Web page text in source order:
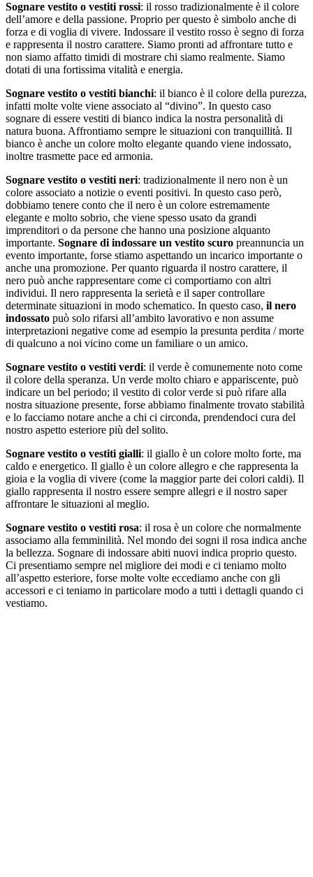
Sognare vestito o vestiti rossi: il rosso tradizionalmente è il colore
dell’amore e della passione. Proprio per questo è simbolo anche di
forza e di voglia di vivere. Indossare il vestito rosso è segno di forza
e rappresenta il nostro carattere. Siamo pronti ad affrontare tutto e
non siamo affatto timidi di mostrare chi siamo realmente. Siamo
dotati di una fortissima vitalità e energia.
Sognare vestito o vestiti bianchi: il bianco è il colore della purezza,
infatti molte volte viene associato al “divino”. In questo caso
sognare di essere vestiti di bianco indica la nostra personalità di
natura buona. Affrontiamo sempre le situazioni con tranquillità. Il
bianco è anche un colore molto elegante quando viene indossato,
inoltre trasmette pace ed armonia.
Sognare vestito o vestiti neri: tradizionalmente il nero non è un
colore associato a notizie o eventi positivi. In questo caso però,
dobbiamo tenere conto che il nero è un colore estremamente
elegante e molto sobrio, che viene spesso usato da grandi
imprenditori o da persone che hanno una posizione alquanto
importante. Sognare di indossare un vestito scuro preannuncia un
evento importante, forse stiamo aspettando un incarico importante o
anche una promozione. Per quanto riguarda il nostro carattere, il
nero può anche rappresentare come ci comportiamo con altri
individui. Il nero rappresenta la serietà e il saper controllare
determinate situazioni in modo schematico. In questo caso, il nero
indossato può solo rifarsi all’ambito lavorativo e non assume
interpretazioni negative come ad esempio la presunta perdita / morte
di qualcuno a noi vicino come un familiare o un amico.
Sognare vestito o vestiti verdi: il verde è comunemente noto come
il colore della speranza. Un verde molto chiaro e appariscente, può
indicare un bel periodo; il vestito di color verde si può rifare alla
nostra situazione presente, forse abbiamo finalmente trovato stabilità
e lo facciamo notare anche a chi ci circonda, prendendoci cura del
nostro aspetto esteriore più del solito.
Sognare vestito o vestiti gialli: il giallo è un colore molto forte, ma
caldo e energetico. Il giallo è un colore allegro e che rappresenta la
gioia e la voglia di vivere (come la maggior parte dei colori caldi). Il
giallo rappresenta il nostro essere sempre allegri e il nostro saper
affrontare le situazioni al meglio.
Sognare vestito o vestiti rosa: il rosa è un colore che normalmente
associamo alla femminilità. Nel mondo dei sogni il rosa indica anche
la bellezza. Sognare di indossare abiti nuovi indica proprio questo.
Ci presentiamo sempre nel migliore dei modi e ci teniamo molto
all’aspetto esteriore, forse molte volte eccediamo anche con gli
accessori e ci teniamo in particolare modo a tutti i dettagli quando ci
vestiamo.